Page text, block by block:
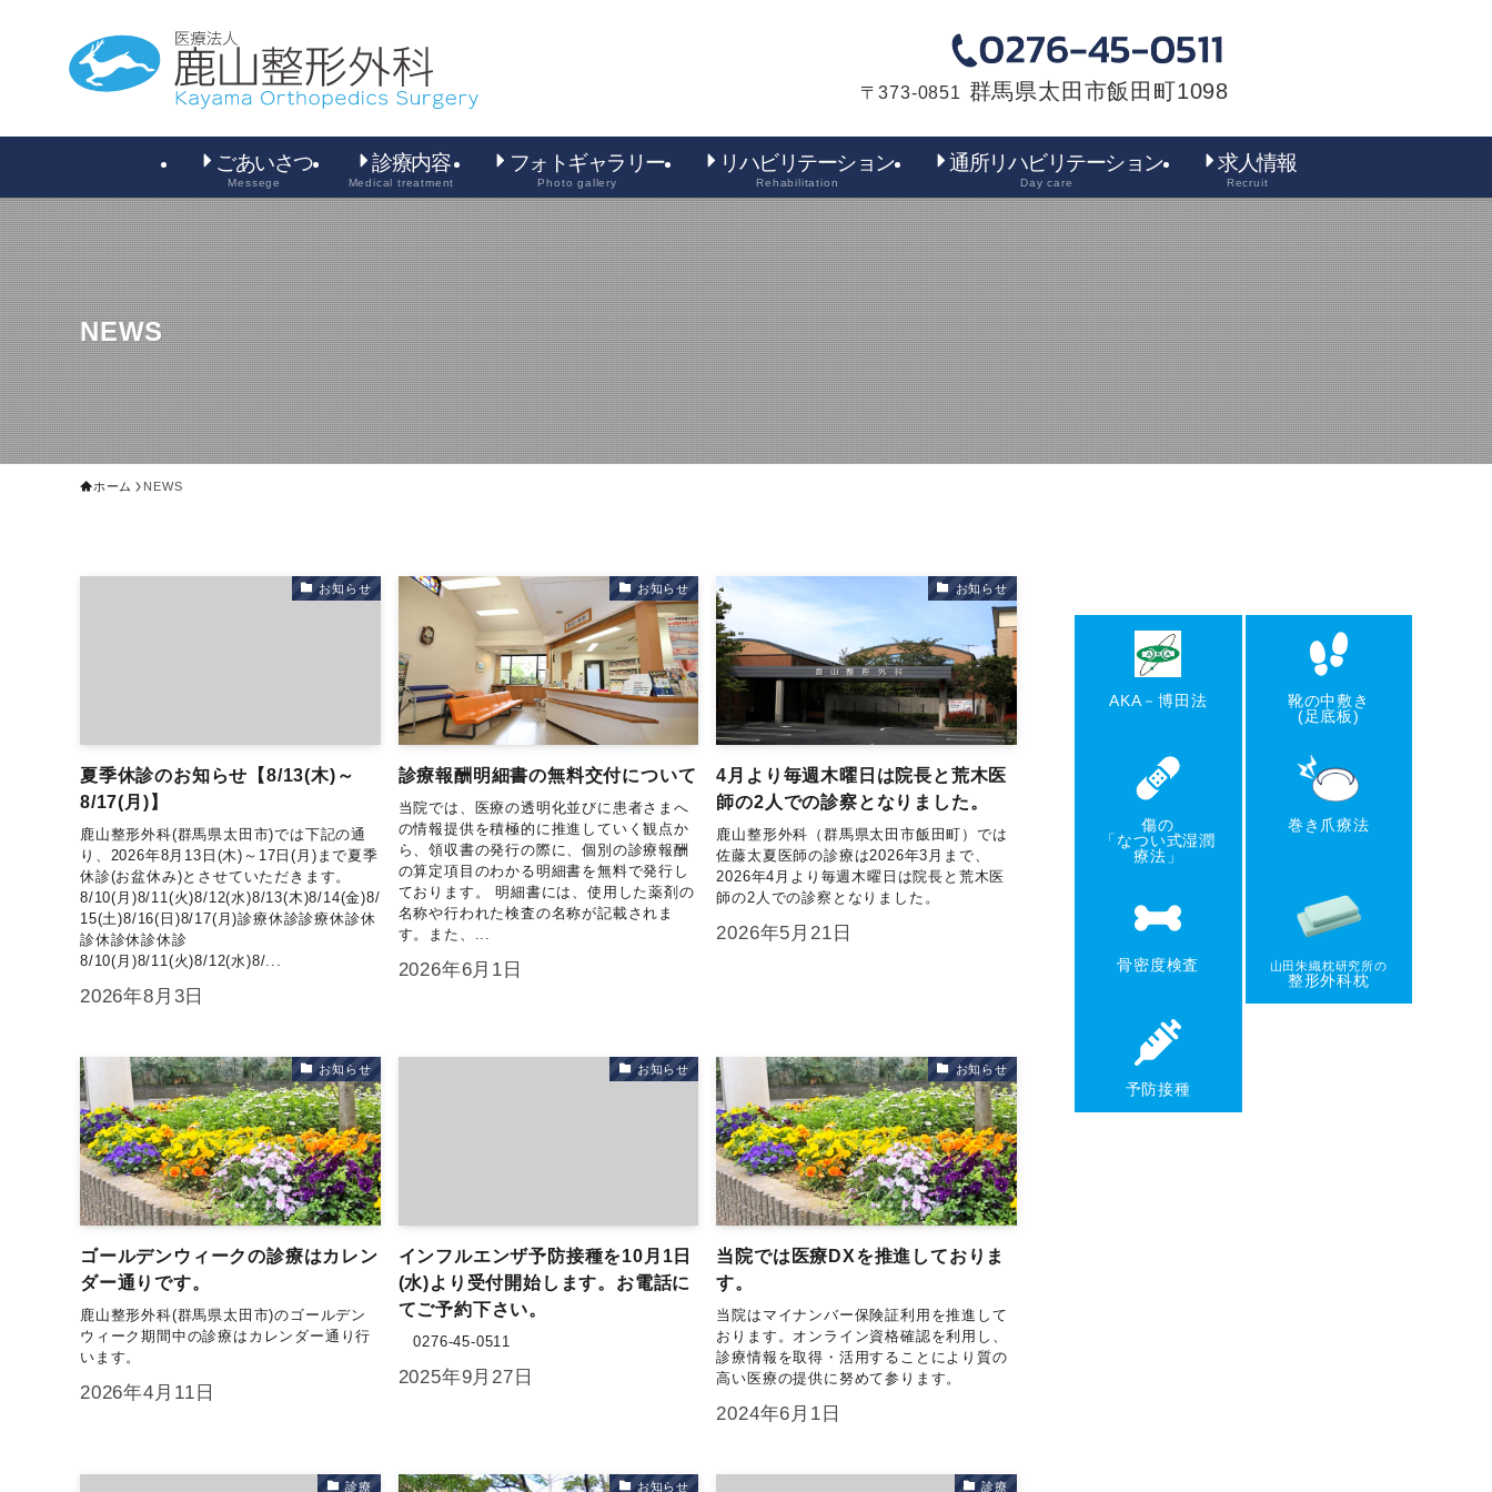
ごあいさつ
Messege
診療内容
Medical treatment
フォトギャラリー
Photo gallery
リハビリテーション
Rehabilitation
通所リハビリテーション
Day care
求人情報
Recruit
〒373-0851 群馬県太田市飯田町1098
NEWS
ホーム NEWS
お知らせ
夏季休診のお知らせ【8/13(木)～
8/17(月)】
鹿山整形外科(群馬県太田市)では下記の通
り、2026年8月13日(木)～17日(月)まで夏季
休診(お盆休み)とさせていただきます。
8/10(月)8/11(火)8/12(水)8/13(木)8/14(金)8/
15(土)8/16(日)8/17(月)診療休診診療休診休
診休診休診休診
8/10(月)8/11(火)8/12(水)8/...
2026年8月3日
お知らせ
診療報酬明細書の無料交付について
当院では、医療の透明化並びに患者さまへ
の情報提供を積極的に推進していく観点か
ら、領収書の発行の際に、個別の診療報酬
の算定項目のわかる明細書を無料で発行し
ております。 明細書には、使用した薬剤の
名称や行われた検査の名称が記載されま
す。また、...
2026年6月1日
お知らせ
4月より毎週木曜日は院長と荒木医
師の2人での診察となりました。
鹿山整形外科（群馬県太田市飯田町）では
佐藤太夏医師の診療は2026年3月まで、
2026年4月より毎週木曜日は院長と荒木医
師の2人での診察となりました。
2026年5月21日
お知らせ
ゴールデンウィークの診療はカレン
ダー通りです。
鹿山整形外科(群馬県太田市)のゴールデン
ウィーク期間中の診療はカレンダー通り行
います。
2026年4月11日
お知らせ
インフルエンザ予防接種を10月1日
(水)より受付開始します。お電話に
てご予約下さい。
0276-45-0511
2025年9月27日
お知らせ
当院では医療DXを推進しておりま
す。
当院はマイナンバー保険証利用を推進して
おります。オンライン資格確認を利用し、
診療情報を取得・活用することにより質の
高い医療の提供に努めて参ります。
2024年6月1日
診療 お知らせ 診療
AKA－博田法
靴の中敷き
(足底板)
傷の
「なつい式湿潤
療法」
巻き爪療法
骨密度検査 山田朱織枕研究所の
整形外科枕
予防接種